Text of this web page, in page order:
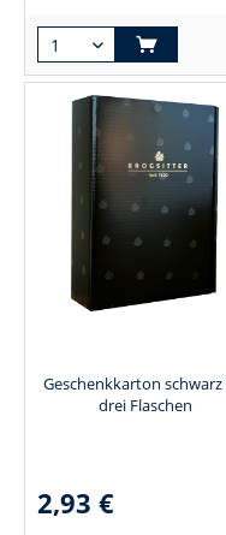
Geschenkkarton
drei Flaschen
2,93 €